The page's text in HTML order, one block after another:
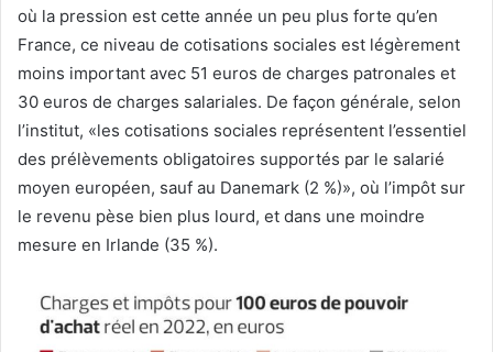
où la pression est cette année un peu plus forte qu’en
France, ce niveau de cotisations sociales est légèrement
moins important avec 51 euros de charges patronales et
30 euros de charges salariales. De façon générale, selon
l’institut, «les cotisations sociales représentent l’essentiel
des prélèvements obligatoires supportés par le salarié
moyen européen, sauf au Danemark (2 %)», où l’impôt sur
le revenu pèse bien plus lourd, et dans une moindre
mesure en Irlande (35 %).